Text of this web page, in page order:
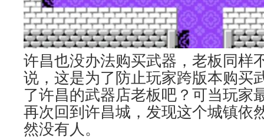
许昌也没办法购买武器，老板同样
说，这是为了防止玩家跨版本购买
了许昌的武器店老板吧？可当玩家
再次回到许昌城，发现这个城镇依
然没有人。